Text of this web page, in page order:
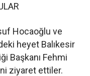
Hocaoğlu ve
heyet Balıkesir
Başkanı Fehmi
ziyaret ettiler.